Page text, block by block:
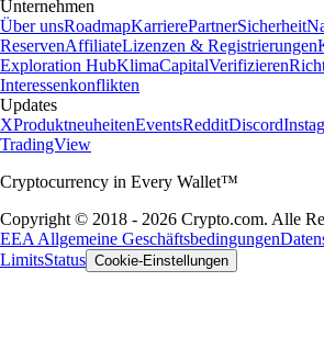
Unternehmen
Über unsRoadmapKarrierePartnerSicherheit
ReservenAffiliateLizenzen & Registrierungen
Exploration HubKlimaCapitalVerifizieren
Interessenkonflikten
Updates
XProduktneuheitenEventsRedditDiscord
TradingView
Cryptocurrency in Every Wallet™
Copyright © 2018 - 2026 Crypto.com. Alle
EEA Allgemeine Geschäftsbedingungen
LimitsStatus Cookie-Einstellungen